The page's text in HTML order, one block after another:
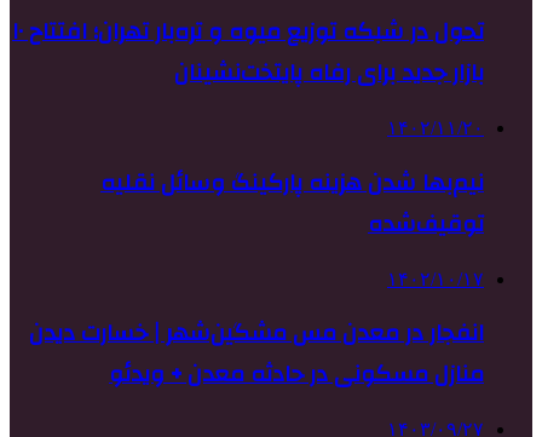
تحول در شبکه توزیع میوه و تره‌بار تهران؛ افتتاح ۱۰
بازار جدید برای رفاه پایتخت‌نشینان
۱۴۰۲/۱۱/۲۰
نیم‌بها شدن هزینه پارکینگ وسائل نقلیه
توقیف‌شده
۱۴۰۲/۱۰/۱۷
انفجار در معدن مس مشگین‌شهر | خسارت دیدن
منازل مسکونی در حادثه معدن + ویدئو
۱۴۰۳/۰۹/۲۷